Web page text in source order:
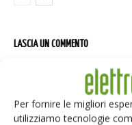
Per fornire le migliori
utilizziamo tecnologie
LASCIA UN COMMENTO